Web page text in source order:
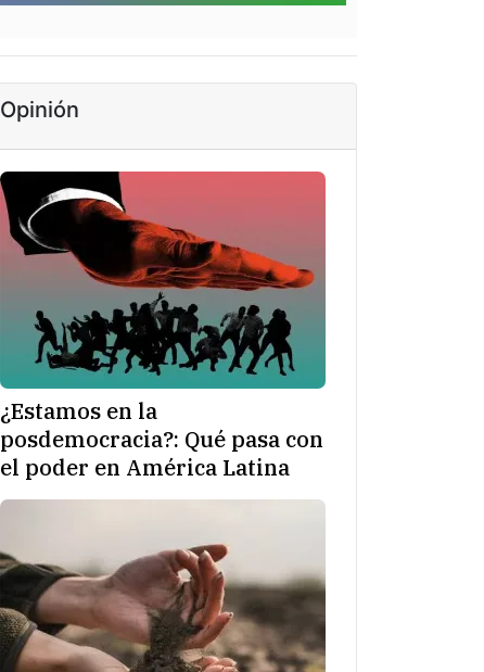
Opinión
¿Estamos en la
posdemocracia?: Qué pasa con
el poder en América Latina